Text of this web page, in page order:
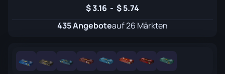
3.16 -
5.74
435 Angeboteauf 26 Märkten